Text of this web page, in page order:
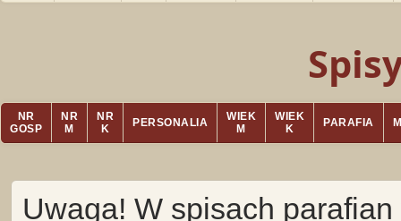
NR
GOSP
NR
M
NR
K
PERSONALIA
WIEK
M
WIEK
K
PARAFIA
Uwaga! W spisach